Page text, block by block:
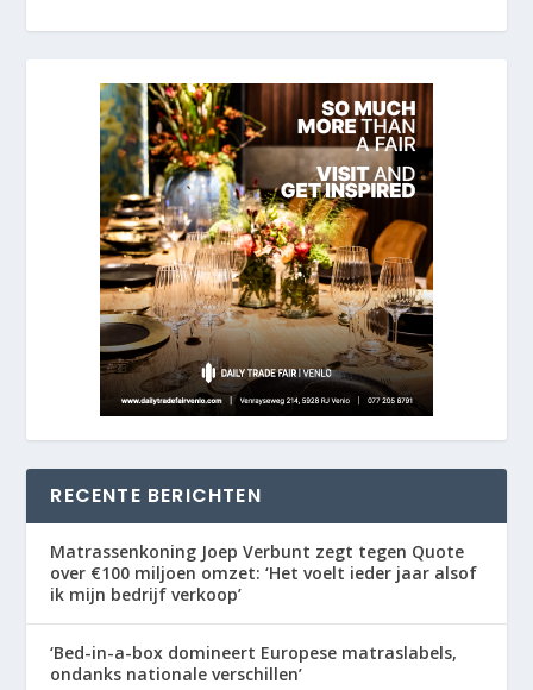
RECENTE BERICHTEN
Matrassenkoning Joep Verbunt zegt tegen Quote
over €100 miljoen omzet: ‘Het voelt ieder jaar alsof
ik mijn bedrijf verkoop’
‘Bed-in-a-box domineert Europese matraslabels,
ondanks nationale verschillen’